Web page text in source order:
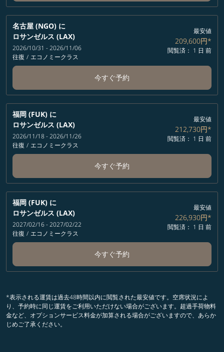
名古屋 (NGO) に
ロサンゼルス (LAX)
2026/10/31 - 2026/11/06
往復 / エコノミークラス
最安値
209,600円*
閲覧済： 1 日 前
今すぐ予約
福岡 (FUK) に
ロサンゼルス (LAX)
2026/11/18 - 2026/11/26
往復 / エコノミークラス
最安値
212,730円*
閲覧済： 1 日 前
今すぐ予約
福岡 (FUK) に
ロサンゼルス (LAX)
2027/02/16 - 2027/02/22
往復 / エコノミークラス
最安値
226,930円*
閲覧済： 1 日 前
今すぐ予約
*表示される運賃は過去48時間以内に閲覧された最安値です。空席状況によ
り、予約時に同じ運賃をご利用いただけない場合がございます。超過手荷物料
金など、オプションサービス料金が加算される場合がございますので、あらか
じめご了承ください。